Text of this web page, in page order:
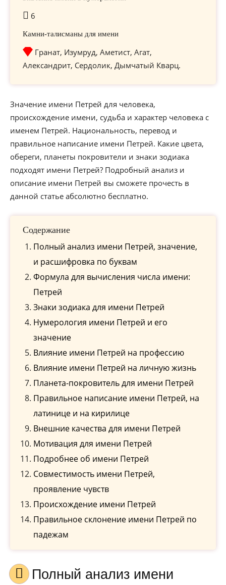
6
Камни-талисманы для имени
Гранат, Изумруд, Аметист, Агат,
Александрит, Сердолик, Дымчатый Кварц.
Значение имени Петрей для человека,
происхождение имени, судьба и характер человека с
именем Петрей. Национальность, перевод и
правильное написание имени Петрей. Какие цвета,
обереги, планеты покровители и знаки зодиака
подходят имени Петрей? Подробный анализ и
описание имени Петрей вы сможете прочесть в
данной статье абсолютно бесплатно.
Содержание
Полный анализ имени Петрей, значение,
и расшифровка по буквам
Формула для вычисления числа имени:
Петрей
Знаки зодиака для имени Петрей
Нумерология имени Петрей и его
значение
Влияние имени Петрей на профессию
Влияние имени Петрей на личную жизнь
Планета-покровитель для имени Петрей
Правильное написание имени Петрей, на
латинице и на кирилице
Внешние качества для имени Петрей
Мотивация для имени Петрей
Подробнее об имени Петрей
Совместимость имени Петрей,
проявление чувств
Происхождение имени Петрей
Правильное склонение имени Петрей по
падежам
Полный анализ имени